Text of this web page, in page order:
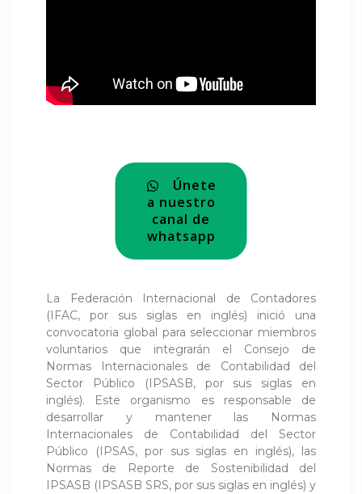
Únete
a nuestro
canal de
whatsapp
La Federación Internacional de Contadores
(IFAC, por sus siglas en inglés) inició una
convocatoria global para seleccionar miembros
voluntarios que integrarán el Consejo de
Normas Internacionales de Contabilidad del
Sector Público (IPSASB, por sus siglas en
inglés). Este organismo es responsable de
desarrollar y mantener las Normas
Internacionales de Contabilidad del Sector
Público (IPSAS, por sus siglas en inglés), las
Normas de Reporte de Sostenibilidad del
IPSASB (IPSASB SRS, por sus siglas en inglés) y